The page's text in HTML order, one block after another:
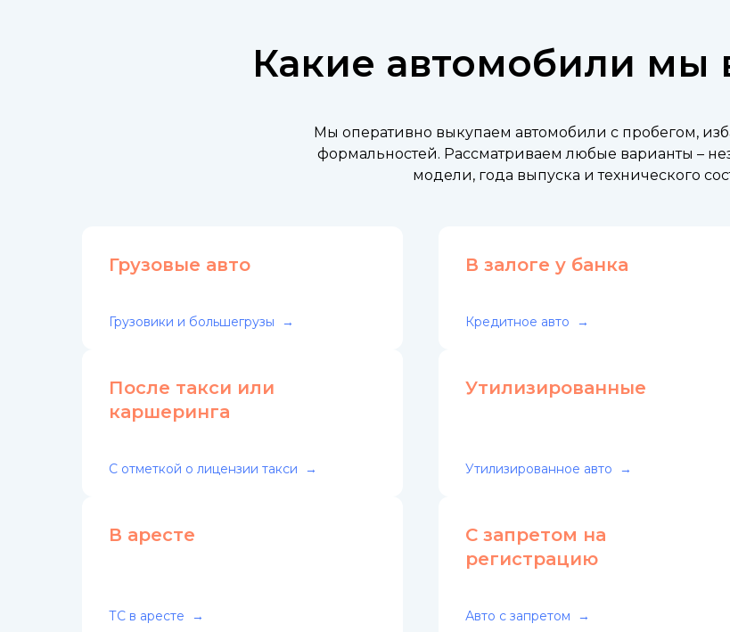
Какие автомобили мы
Мы оперативно выкупаем автомобили с пробегом,
формальностей. Рассматриваем любые варианты –
модели, года выпуска и технического
Грузовые авто
Грузовики и большегрузы
В залоге у банка
Кредитное авто
После такси или
каршеринга
С отметкой о лицензии такси
Утилизированные
Утилизированное авто
В аресте
ТС в аресте
С запретом на
регистрацию
Авто с запретом